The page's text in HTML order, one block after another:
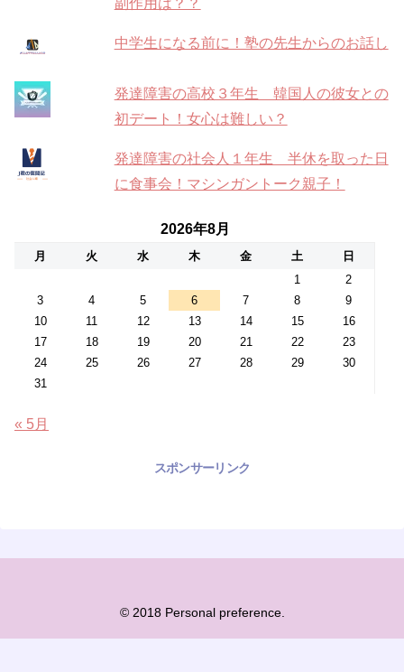
中学生になる前に！塾の先生からのお話し
発達障害の高校３年生 韓国人の彼女との
初デート！女心は難しい？
発達障害の社会人１年生 半休を取った日
に食事会！マシンガントーク親子！
2026年8月
月 火 水 木 金 土
日
1
2
3
4 5 6 7 8
9
10
11 12 13 14 15
16
17
18 19 20 21 22
23
24
25 26 27 28 29
30
31
« 5月
スポンサーリンク
© 2018 Personal preference.